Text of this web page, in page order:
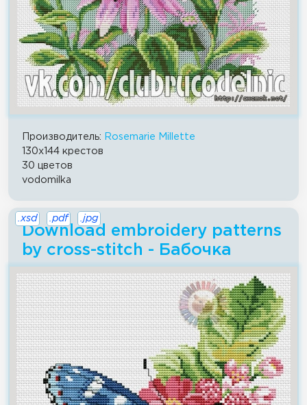
Производитель:
Rosemarie Millette
130x144 крестов
30 цветов
vodomilka
Download embroidery patterns
by cross-stitch - Бабочка
.xsd .pdf .jpg